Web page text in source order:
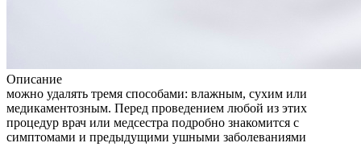
Описание
можно удалять тремя способами: влажным, сухим или
медикаментозным. Перед проведением любой из этих
процедур врач или медсестра подробно знакомится с
симптомами и предыдущими ушными заболеваниями